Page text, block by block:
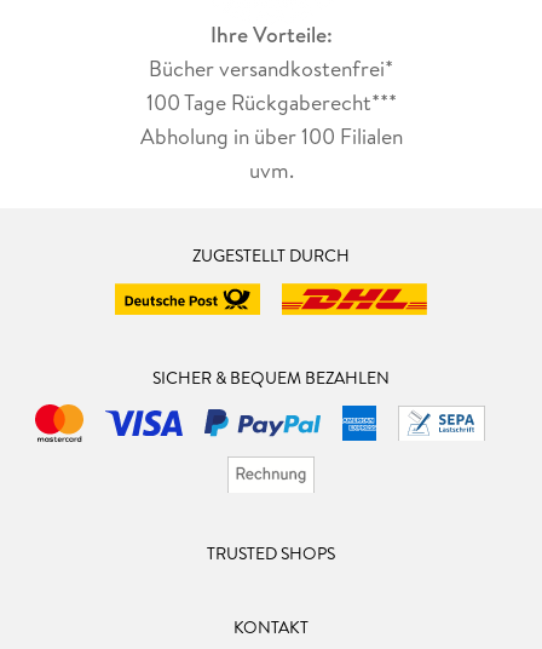
Ihre Vorteile:
Bücher versandkostenfrei*
100 Tage Rückgaberecht***
Abholung in über 100 Filialen
uvm.
ZUGESTELLT DURCH
SICHER & BEQUEM BEZAHLEN
TRUSTED SHOPS
KONTAKT